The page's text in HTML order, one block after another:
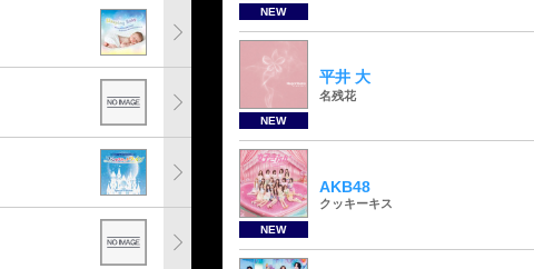
NEW
NEW
平井 大
名残花
NEW
AKB48
クッキーキス